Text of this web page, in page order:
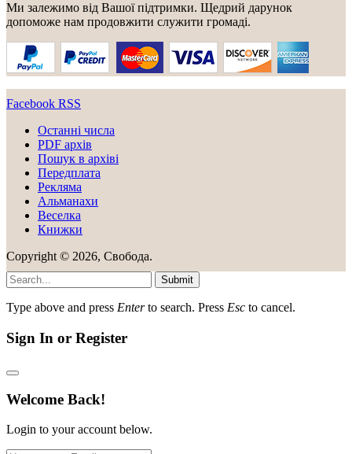
Ми залежимо від Вашої підтримки. Щедрий дарунок
допоможе нам продовжити служити громаді.
Facebook RSS
Останні числа
PDF архів
Пошук в архіві
Передплата
Рекляма
Альманахи
Веселка
Книжки
Copyright © 2026, Свобода.
Submit
Type above and press Enterto search. Press Esc to cancel.
Sign In or Register
Welcome Back!
Login to your account below.